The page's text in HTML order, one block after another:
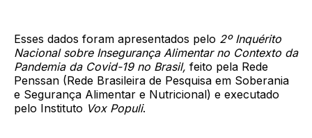
Esses dados foram apresentados pelo 2º Inquérito
Nacional sobre Insegurança Alimentar no Contexto da
Pandemia da Covid-19 no Brasil, feito pela Rede
Penssan (Rede Brasileira de Pesquisa em Soberania
e Segurança Alimentar e Nutricional) e executado
pelo Instituto Vox Populi.